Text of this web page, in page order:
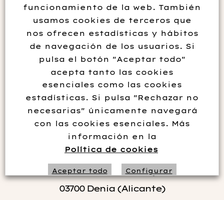
CONTACTO
Vinivars. SL
667 55 71 15
966 42 02 10
Isaac Peral nº 8 bajo
03700 Denia (Alicante)
funcionamiento de la web. También
usamos cookies de terceros que
nos ofrecen estadísticas y hábitos
de navegación de los usuarios. Si
pulsa el botón "Aceptar todo"
acepta tanto las cookies
esenciales como las cookies
estadísticas. Si pulsa "Rechazar no
necesarias" únicamente navegará
con las cookies esenciales. Más
información en la
Política de cookies
Aceptar todo Configurar